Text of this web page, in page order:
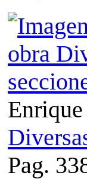
Pag.